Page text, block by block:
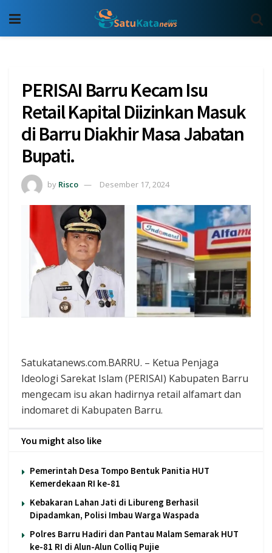
PERISAI Barru Kecam Isu
Retail Kapital Diizinkan Masuk
di Barru Diakhir Masa Jabatan
Bupati.
by Risco Desember 17, 2024
Satukatanews.com.BARRU. – Ketua Penjaga
Ideologi Sarekat Islam (PERISAI) Kabupaten Barru
mengecam isu akan hadirnya retail alfamart dan
indomaret di Kabupaten Barru.
You might also like
Pemerintah Desa Tompo Bentuk Panitia HUT
Kemerdekaan RI ke-81
Kebakaran Lahan Jati di Libureng Berhasil
Dipadamkan, Polisi Imbau Warga Waspada
Polres Barru Hadiri dan Pantau Malam Semarak HUT
ke-81 RI di Alun-Alun Colliq Pujie